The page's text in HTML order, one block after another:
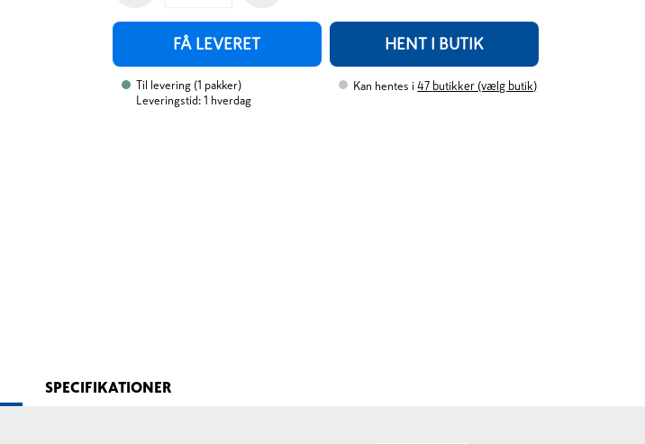
FÅ LEVERET HENT I BUTIK
Til levering (1 pakker)
Leveringstid: 1 hverdag
Kan hentes i 47 butikker (vælg butik)
SPECIFIKATIONER